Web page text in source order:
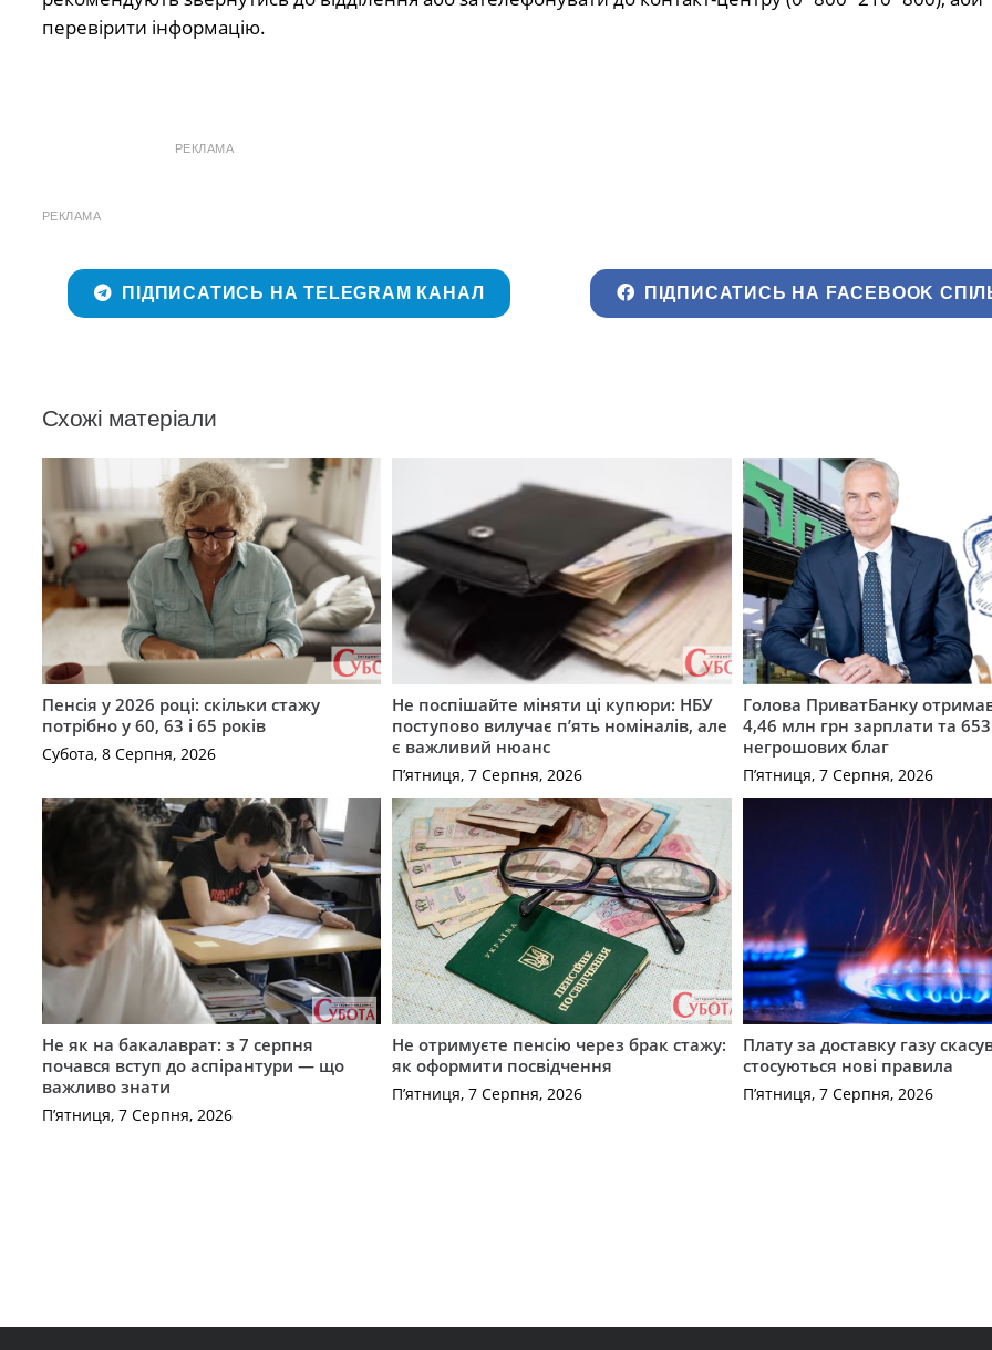
перевірити інформацію.
РЕКЛАМА
РЕКЛАМА
ПІДПИСАТИСЬ НА TELEGRAM КАНАЛ ПІДПИСАТИСЬ НА FACEBOOK
Схожі матеріали
Пенсія у 2026 році: скільки стажу
потрібно у 60, 63 і 65 років
Субота, 8 Серпня, 2026
Не поспішайте міняти ці купюри: НБУ
поступово вилучає п’ять номіналів, але
є важливий нюанс
П’ятниця, 7 Серпня, 2026
Голова ПриватБанку
4,46 млн грн зарплати та
негрошових благ
П’ятниця, 7 Серпня, 2026
Не як на бакалаврат: з 7 серпня
почався вступ до аспірантури — що
важливо знати
П’ятниця, 7 Серпня, 2026
Не отримуєте пенсію через брак стажу:
як оформити посвідчення
П’ятниця, 7 Серпня, 2026
Плату за доставку газу
стосуються нові правила
П’ятниця, 7 Серпня, 2026